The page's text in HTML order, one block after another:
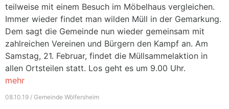
teilweise mit einem Besuch im Möbelhaus vergleichen.
Immer wieder findet man wilden Müll in der Gemarkung.
Dem sagt die Gemeinde nun wieder gemeinsam mit
zahlreichen Vereinen und Bürgern den Kampf an. Am
Samstag, 21. Februar, findet die Müllsammelaktion in
allen Ortsteilen statt. Los geht es um 9.00 Uhr.
mehr
08.10.19 / Gemeinde Wölfersheim